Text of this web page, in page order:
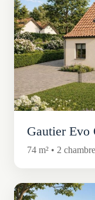
Gautier Evo
74 m² • 2